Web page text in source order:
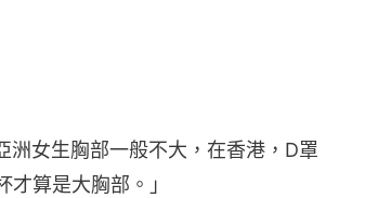
洲女生胸部一般不大，在香港，D罩
算是大胸部。」